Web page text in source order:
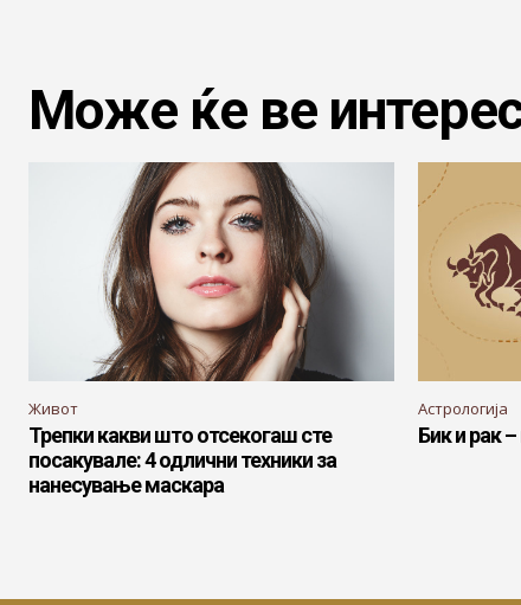
Може ќе ве
Живот
Трепки какви што отсекогаш сте
посакувале: 4 одлични техники за
нанесување маскара
Астрологија
Бик и рак